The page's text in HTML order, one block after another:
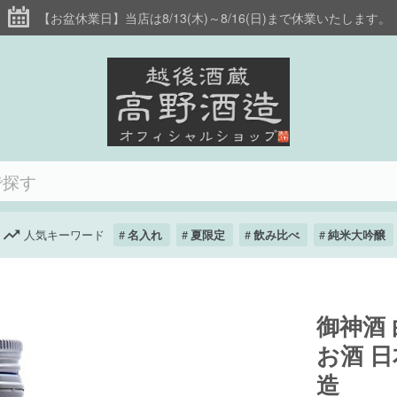
【お盆休業日】当店は8/13(木)～8/16(日)まで休業いたします。
人気キーワード 名入れ 夏限定 飲み比べ 純米大吟醸
御神酒
お酒
造